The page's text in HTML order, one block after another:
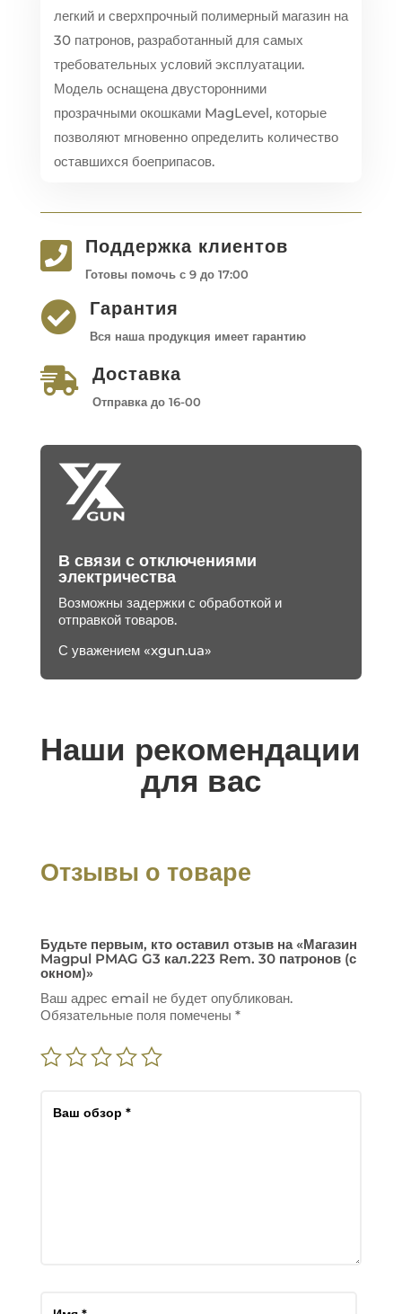
легкий и сверхпрочный полимерный магазин на
30 патронов, разработанный для самых
требовательных условий эксплуатации.
Модель оснащена двусторонними
прозрачными окошками MagLevel, которые
позволяют мгновенно определить количество
оставшихся боеприпасов.
 Поддержка клиентов
Готовы помочь с 9 до 17:00
 Гарантия
Вся наша продукция имеет гарантию
 Доставка
Отправка до 16-00
В связи с отключениями
электричества
Возможны задержки с обработкой и
отправкой товаров.
С уважением «xgun.ua»
Наши рекомендации
для вас
Отзывы о товаре
Будьте первым, кто оставил отзыв на «Магазин
Magpul PMAG G3 кал.223 Rem. 30 патронов (с
окном)»
Ваш адрес email не будет опубликован.
Обязательные поля помечены *